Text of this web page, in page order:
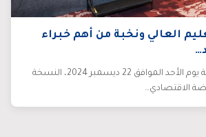
العالي ونخبة من أهم خبراء
نظمت جامعة النهضة يوم الأحد الموافق 22 ديسمبر 2024، النسخة
الاقتصادي…